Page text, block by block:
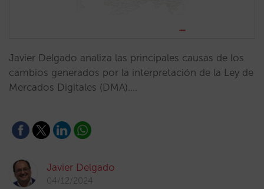
Javier Delgado analiza las principales causas de los
cambios generados por la interpretación de la Ley de
Mercados Digitales (DMA).…
Javier Delgado
04/12/2024